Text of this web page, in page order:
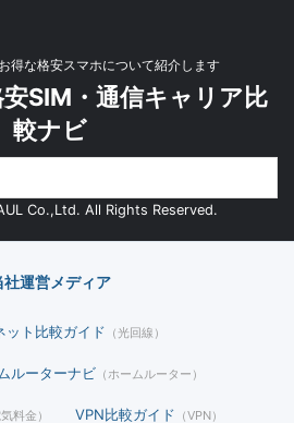
得な格安スマホについて紹介します
SIM・通信キャリア比
較ナビ
Co.,Ltd. All Rights Reserved.
社運営メディア
ット比較ガイド （光回線）
ルーターナビ （ホームルーター）
料金） VPN比較ガイド （VPN）